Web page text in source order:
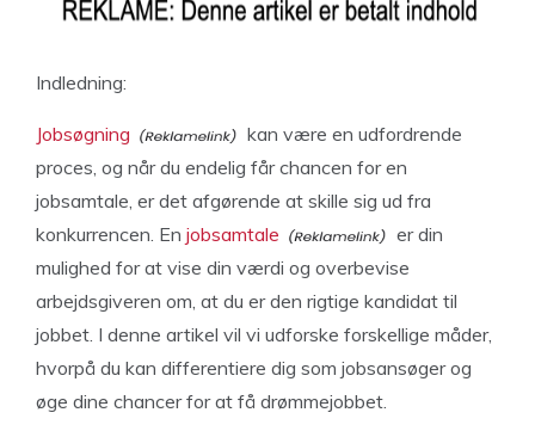
Indledning:
Jobsøgning
kan være en udfordrende
proces, og når du endelig får chancen for en
jobsamtale, er det afgørende at skille sig ud fra
konkurrencen. En jobsamtale
er din
mulighed for at vise din værdi og overbevise
arbejdsgiveren om, at du er den rigtige kandidat til
jobbet. I denne artikel vil vi udforske forskellige måder,
hvorpå du kan differentiere dig som jobsansøger og
øge dine chancer for at få drømmejobbet.